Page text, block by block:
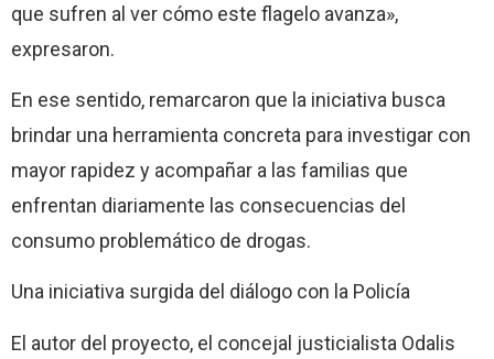
que sufren al ver cómo este flagelo avanza»,
expresaron.
En ese sentido, remarcaron que la iniciativa busca
brindar una herramienta concreta para investigar con
mayor rapidez y acompañar a las familias que
enfrentan diariamente las consecuencias del
consumo problemático de drogas.
Una iniciativa surgida del diálogo con la Policía
El autor del proyecto, el concejal justicialista Odalis